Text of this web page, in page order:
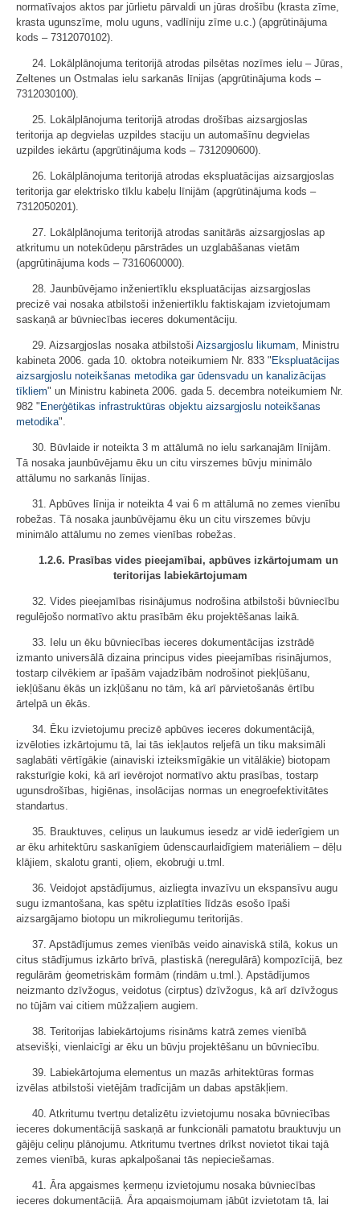
normatīvajos aktos par jūrlietu pārvaldi un jūras drošību (krasta zīme,
krasta ugunszīme, molu uguns, vadlīniju zīme u.c.) (apgrūtinājuma
kods – 7312070102).
24. Lokālplānojuma teritorijā atrodas pilsētas nozīmes ielu – Jūras,
Zeltenes un Ostmalas ielu sarkanās līnijas (apgrūtinājuma kods –
7312030100).
25. Lokālplānojuma teritorijā atrodas drošības aizsargjoslas
teritorija ap degvielas uzpildes staciju un automašīnu degvielas
uzpildes iekārtu (apgrūtinājuma kods – 7312090600).
26. Lokālplānojuma teritorijā atrodas ekspluatācijas aizsargjoslas
teritorija gar elektrisko tīklu kabeļu līnijām (apgrūtinājuma kods –
7312050201).
27. Lokālplānojuma teritorijā atrodas sanitārās aizsargjoslas ap
atkritumu un notekūdeņu pārstrādes un uzglabāšanas vietām
(apgrūtinājuma kods – 7316060000).
28. Jaunbūvējamo inženiertīklu ekspluatācijas aizsargjoslas
precizē vai nosaka atbilstoši inženiertīklu faktiskajam izvietojumam
saskaņā ar būvniecības ieceres dokumentāciju.
29. Aizsargjoslas nosaka atbilstoši Aizsargjoslu likumam, Ministru
kabineta 2006. gada 10. oktobra noteikumiem Nr. 833 " Ekspluatācijas
aizsargjoslu noteikšanas metodika gar ūdensvadu un kanalizācijas
tīkliem" un Ministru kabineta 2006. gada 5. decembra noteikumiem Nr.
982 " Enerģētikas infrastruktūras objektu aizsargjoslu noteikšanas
metodika".
30. Būvlaide ir noteikta 3 m attālumā no ielu sarkanajām līnijām.
Tā nosaka jaunbūvējamu ēku un citu virszemes būvju minimālo
attālumu no sarkanās līnijas.
31. Apbūves līnija ir noteikta 4 vai 6 m attālumā no zemes vienību
robežas. Tā nosaka jaunbūvējamu ēku un citu virszemes būvju
minimālo attālumu no zemes vienības robežas.
1.2.6. Prasības vides pieejamībai, apbūves izkārtojumam un
teritorijas labiekārtojumam
32. Vides pieejamības risinājumus nodrošina atbilstoši būvniecību
regulējošo normatīvo aktu prasībām ēku projektēšanas laikā.
33. Ielu un ēku būvniecības ieceres dokumentācijas izstrādē
izmanto universālā dizaina principus vides pieejamības risinājumos,
tostarp cilvēkiem ar īpašām vajadzībām nodrošinot piekļūšanu,
iekļūšanu ēkās un izkļūšanu no tām, kā arī pārvietošanās ērtību
ārtelpā un ēkās.
34. Ēku izvietojumu precizē apbūves ieceres dokumentācijā,
izvēloties izkārtojumu tā, lai tās iekļautos reljefā un tiku maksimāli
saglabāti vērtīgākie (ainaviski izteiksmīgākie un vitālākie) biotopam
raksturīgie koki, kā arī ievērojot normatīvo aktu prasības, tostarp
ugunsdrošības, higiēnas, insolācijas normas un enegroefektivitātes
standartus.
35. Brauktuves, celiņus un laukumus iesedz ar vidē iederīgiem un
ar ēku arhitektūru saskanīgiem ūdenscaurlaidīgiem materiāliem – dēļu
klājiem, skalotu granti, oļiem, ekobruģi u.tml.
36. Veidojot apstādījumus, aizliegta invazīvu un ekspansīvu augu
sugu izmantošana, kas spētu izplatīties līdzās esošo īpaši
aizsargājamo biotopu un mikroliegumu teritorijās.
37. Apstādījumus zemes vienībās veido ainaviskā stilā, kokus un
citus stādījumus izkārto brīvā, plastiskā (neregulārā) kompozīcijā, bez
regulārām ģeometriskām formām (rindām u.tml.). Apstādījumos
neizmanto dzīvžogus, veidotus (cirptus) dzīvžogus, kā arī dzīvžogus
no tūjām vai citiem mūžzaļiem augiem.
38. Teritorijas labiekārtojums risināms katrā zemes vienībā
atsevišķi, vienlaicīgi ar ēku un būvju projektēšanu un būvniecību.
39. Labiekārtojuma elementus un mazās arhitektūras formas
izvēlas atbilstoši vietējām tradīcijām un dabas apstākļiem.
40. Atkritumu tvertņu detalizētu izvietojumu nosaka būvniecības
ieceres dokumentācijā saskaņā ar funkcionāli pamatotu brauktuvju un
gājēju celiņu plānojumu. Atkritumu tvertnes drīkst novietot tikai tajā
zemes vienībā, kuras apkalpošanai tās nepieciešamas.
41. Āra apgaismes ķermeņu izvietojumu nosaka būvniecības
ieceres dokumentācijā. Āra apgaismojumam jābūt izvietotam tā, lai